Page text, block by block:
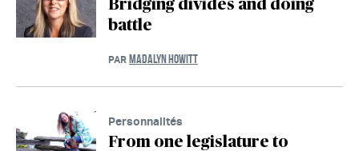
Bridging divides and doing
battle
PAR MADALYN HOWITT
Personnalités
From one legislature to